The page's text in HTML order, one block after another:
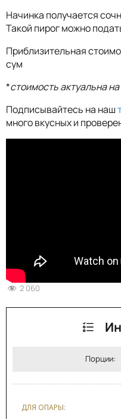
Начинка получается
Такой пирог можно
Приблизительная
сум
*стоимость актуальна
Подписывайтесь на наш
много вкусных и
2 060
Порции:
ДЛЯ ОПАРЫ: